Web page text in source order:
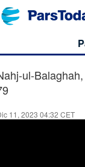
ul-
11, 2023 04:32 CET